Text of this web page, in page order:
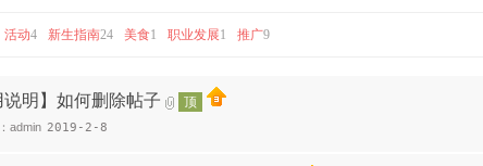
活动4 新生指南24 美食1 职业发展1 推广9
说明】如何删除帖子 顶
admin 2019-2-8